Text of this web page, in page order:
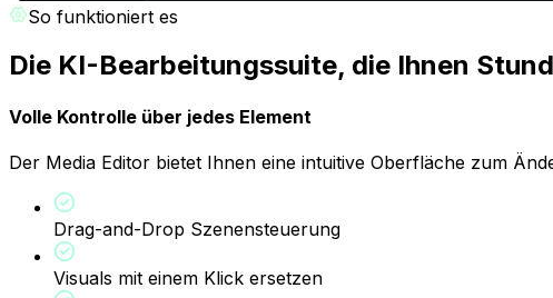
So funktioniert es
Die KI-Bearbeitungssuite, die Ihnen
Volle Kontrolle über jedes Element
Der Media Editor bietet Ihnen eine intuitive Oberfläche zum
Drag-and-Drop Szenensteuerung
Visuals mit einem Klick ersetzen